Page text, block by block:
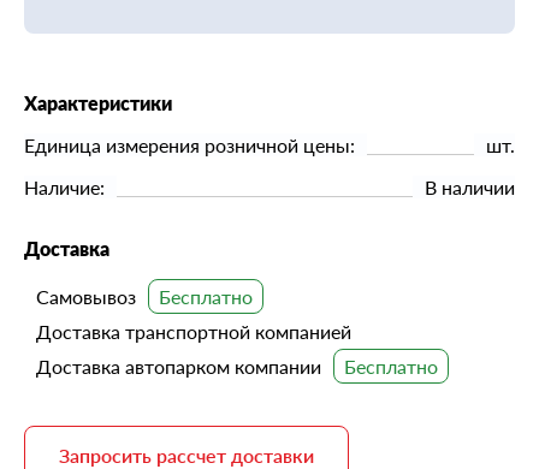
Характеристики
Единица измерения розничной цены:
шт.
Наличие:
В наличии
Доставка
Самовывоз
Доставка транспортной компанией
Доставка автопарком компании
Запросить рассчет доставки